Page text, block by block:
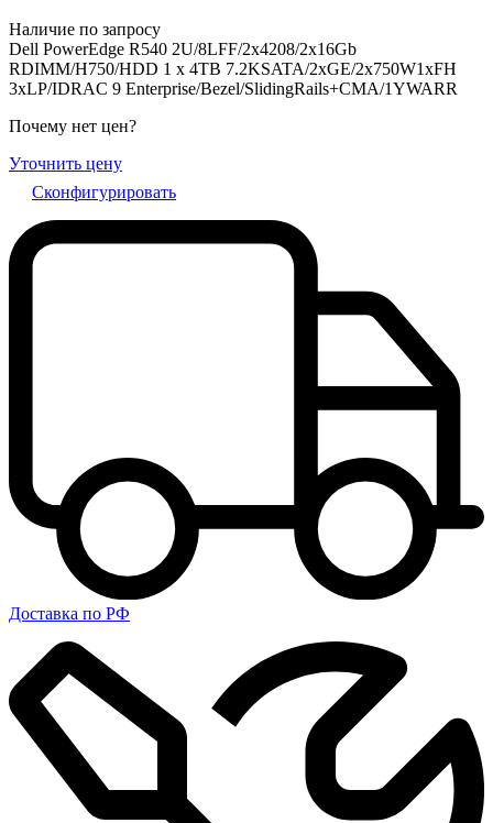
Наличие по запросу
Dell PowerEdge R540 2U/8LFF/2x4208/2x16Gb
RDIMM/H750/HDD 1 x 4TB 7.2KSATA/2xGE/2x750W1xFH
3xLP/IDRAC 9 Enterprise/Bezel/SlidingRails+CMA/1YWARR
Почему нет цен?
Уточнить цену
Сконфигурировать
Доставка по РФ